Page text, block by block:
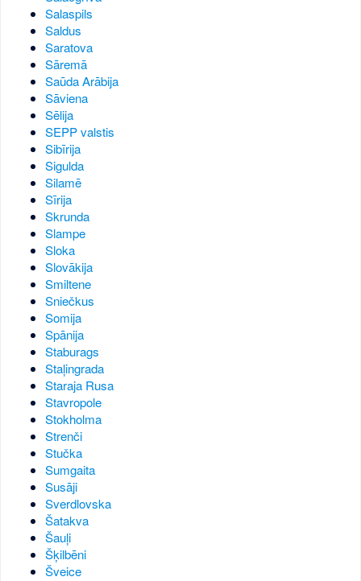
Salaspils
Saldus
Saratova
Sāremā
Saūda Arābija
Sāviena
Sēlija
SEPP valstis
Sibīrija
Sigulda
Silamē
Sīrija
Skrunda
Slampe
Sloka
Slovākija
Smiltene
Sniečkus
Somija
Spānija
Staburags
Staļingrada
Staraja Rusa
Stavropole
Stokholma
Strenči
Stučka
Sumgaita
Susāji
Sverdlovska
Šatakva
Šauļi
Šķilbēni
Šveice